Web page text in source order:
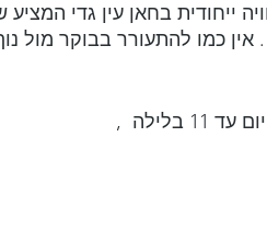
ייחודית בחאן עין גדי המציע
אין כמו להתעורר בבוקר מול
,